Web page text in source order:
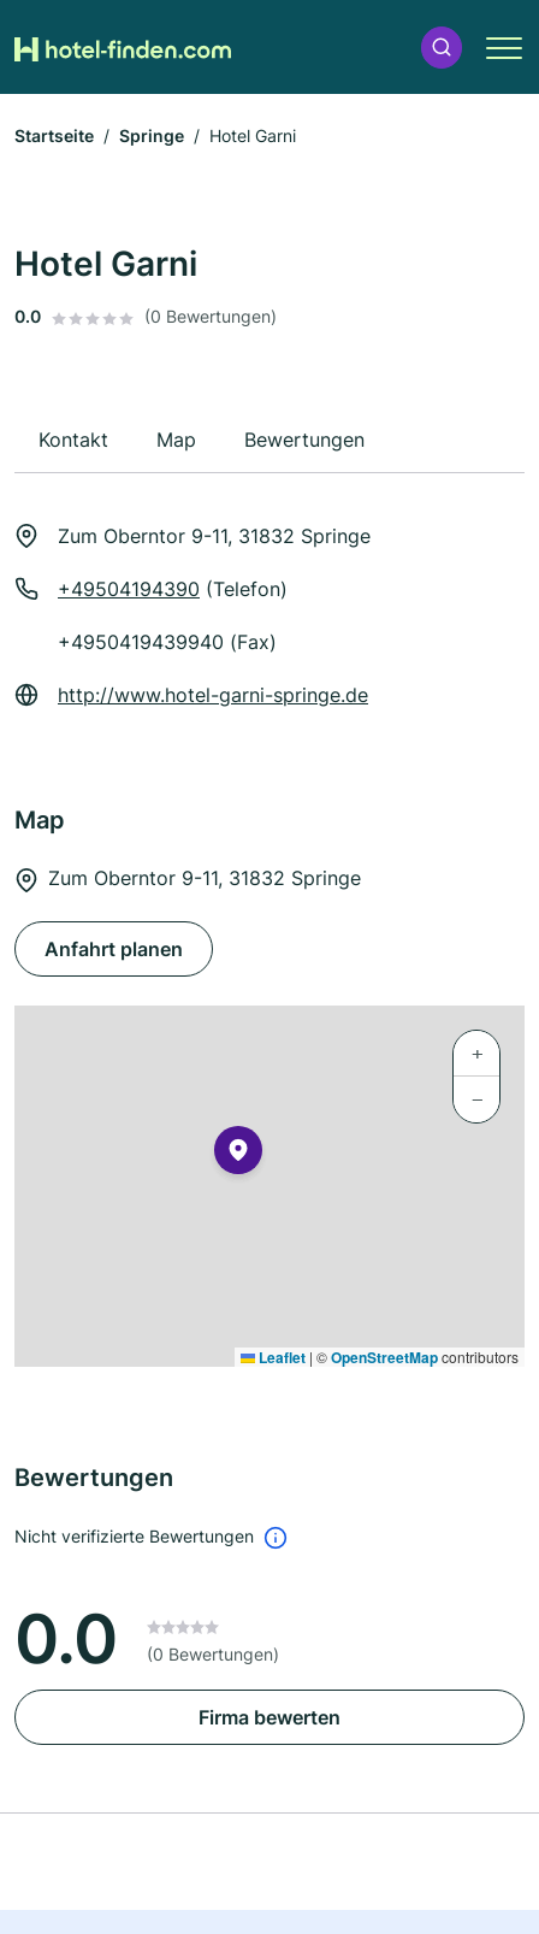
Startseite Springe Hotel Garni
Hotel Garni
0.0 (0 Bewertungen)
Kontakt Map Bewertungen
Zum Oberntor 9-11, 31832 Springe
+49504194390 (Telefon)
+4950419439940 (Fax)
http://www.hotel-garni-springe.de
Map
Zum Oberntor 9-11, 31832 Springe
Anfahrt planen
+
−
Leaflet | ©OpenStreetMapcontributors
Bewertungen
Nicht verifizierte Bewertungen
0.0 (0 Bewertungen)
Firma bewerten